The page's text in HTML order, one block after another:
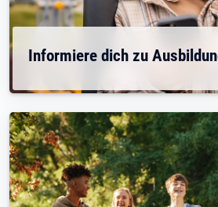
Informiere dich zu